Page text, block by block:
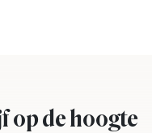
op de hoogte